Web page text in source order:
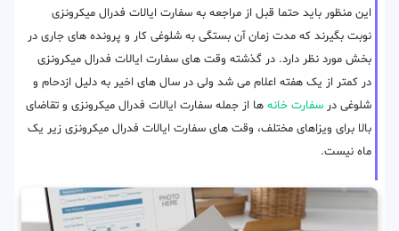
این منظور باید حتما قبل از مراجعه به سفارت ایالات فدرال میکرونزی
نوبت بگیرند که مدت زمان آن بستگی به شلوغی کار و پرونده های جاری در
بخش مورد نظر دارد. در گذشته وقت های سفارت ایالات فدرال میکرونزی
در کمتر از یک هفته اعلام می شد ولی در سال های اخیر به دلیل ازدحام و
شلوغی در سفارت خانه ها از جمله سفارت ایالات فدرال میکرونزی و تقاضای
بالا برای ویزاهای مختلف، وقت های سفارت ایالات فدرال میکرونزی زیر یک
ماه نیست.